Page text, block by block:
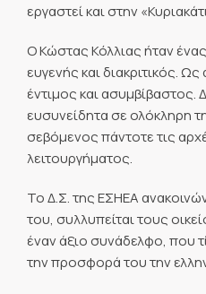
εργαστεί και στην
Ο Κώστας Κόλλιας ήταν
ευγενής και διακριτικός.
έντιμος και ασυμβίβαστος.
ευσυνείδητα σε ολόκληρη
σεβόμενος πάντοτε τις
λειτουργήματος.
Το Δ.Σ. της ΕΣΗΕΑ
του, συλλυπείται τους
έναν άξιο συνάδελφο, που
την προσφορά του την